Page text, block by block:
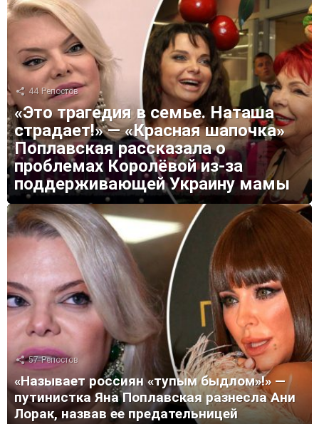
44 Репостов
«Это трагедия в семье. Наташа
страдает!» — «Красная шапочка»
Поплавская рассказала о
проблемах Королёвой из-за
поддерживающей Украину мамы
57 Репостов
«Называет россиян «тупым быдлом»!» —
путинистка Яна Поплавская разнесла Ани
Лорак, назвав ее предательницей